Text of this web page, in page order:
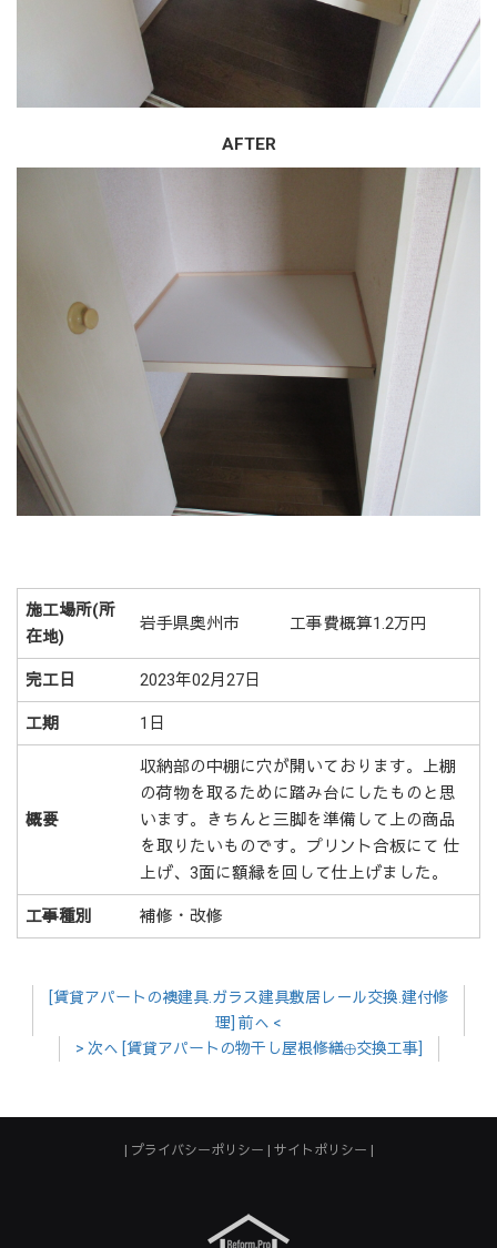
AFTER
施工場所(所
在地)
岩手県奥州市 工事費概算1.2万円
完工日 2023年02月27日
工期 1日
概要
収納部の中棚に穴が開いております。上棚
の荷物を取るために踏み台にしたものと思
います。きちんと三脚を準備して上の商品
を取りたいものです。プリント合板にて 仕
上げ、3面に額縁を回して仕上げました。
工事種別 補修・改修
[賃貸アパートの襖建具.ガラス建具敷居レ－ル交換.建付修
理] 前へ <
> 次へ [賃貸アパートの物干し屋根修繕⊕交換工事]
プライバシーポリシー サイトポリシー